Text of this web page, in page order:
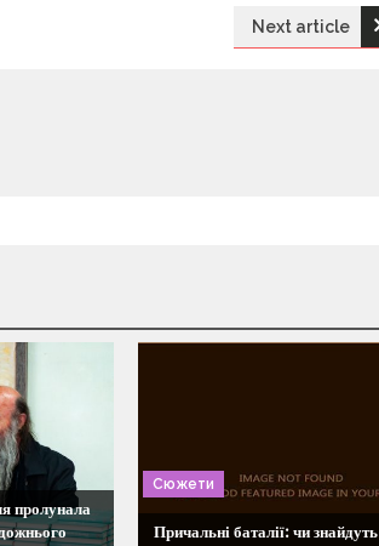
Next article
пролунала
Сюжети
Причальні баталії: чи знайдуть